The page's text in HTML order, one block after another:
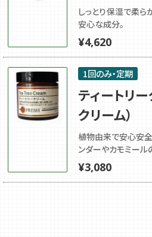
しっとり保湿で柔
安心な成分。
¥4,620
1回のみ・定期
ティートリ
クリーム）
植物由来で安心安全
ンダーやカモミール
¥3,080